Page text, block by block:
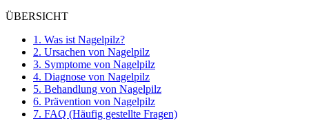
ÜBERSICHT
1. Was ist Nagelpilz?
2. Ursachen von Nagelpilz
3. Symptome von Nagelpilz
4. Diagnose von Nagelpilz
5. Behandlung von Nagelpilz
6. Prävention von Nagelpilz
7. FAQ (Häufig gestellte Fragen)